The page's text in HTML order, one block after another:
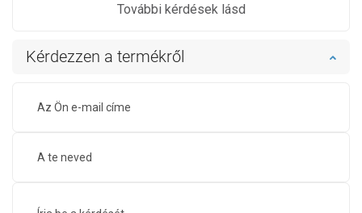
További kérdések lásd
Kérdezzen a termékről